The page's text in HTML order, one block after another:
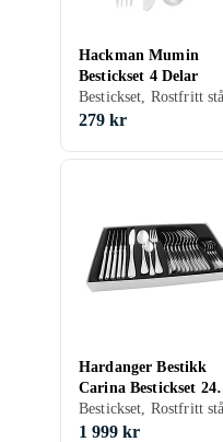
Hackman Mumin
Bestickset 4 Delar
279 kr
Hardanger Bestikk
Carina Bestickset 24
Delar
1 999 kr